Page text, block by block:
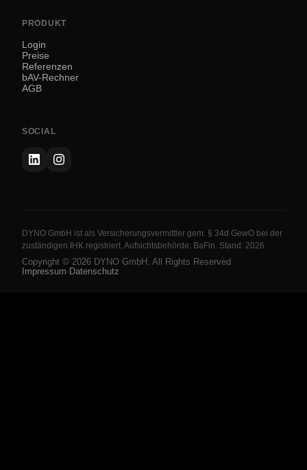
PRODUKT
Login
Preise
Referenzen
bAV-Rechner
AGB
SOCIAL
DYNO GmbH ist als Versicherungsvermittler gem. § 34d GewO bei der
zuständigen IHK registriert. Aufsichtsbehörde: BaFin. Stand: 2026.
Copyright © 2026 DYNO GmbH. All Rights Reserved
Impressum· Datenschutz